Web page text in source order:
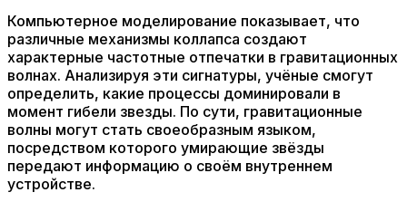
Компьютерное моделирование показывает, что
различные механизмы коллапса создают
характерные частотные отпечатки в гравитационных
волнах. Анализируя эти сигнатуры, учёные смогут
определить, какие процессы доминировали в
момент гибели звезды. По сути, гравитационные
волны могут стать своеобразным языком,
посредством которого умирающие звёзды
передают информацию о своём внутреннем
устройстве.